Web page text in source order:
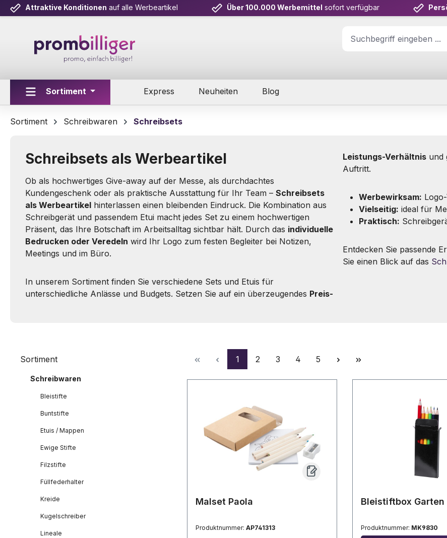
Hauptinhalt springen
Zur Suche springen
Zur Hauptnavigation springen
Attraktive Konditionen auf alle Werbeartikel Über 100.000 Werbemittel sofort verfügbar
Sortiment Express Neuheiten Blog
Sortiment Schreibwaren Schreibsets
Schreibsets als Werbeartikel
Ob als hochwertiges Give-away auf der Messe, als durchdachtes
Kundengeschenk oder als praktische Ausstattung für Ihr Team – Schreibsets
als Werbeartikel hinterlassen einen bleibenden Eindruck. Die Kombination aus
Schreibgerät und passendem Etui macht jedes Set zu einem hochwertigen
Präsent, das Ihre Botschaft im Arbeitsalltag sichtbar hält. Durch das individuelle
Bedrucken oder Veredeln wird Ihr Logo zum festen Begleiter bei Notizen,
Meetings und im Büro.
In unserem Sortiment finden Sie verschiedene Sets und Etuis für
unterschiedliche Anlässe und Budgets. Setzen Sie auf ein überzeugendes Preis-
Leistungs-Verhältnis und
Auftritt.
Werbewirksam:
Vielseitig: ideal für
Praktisch:
Entdecken Sie passende
Sie einen Blick auf das
Sortiment
Schreibwaren
Bleistifte
Buntstifte
Etuis / Mappen
Ewige Stifte
Filzstifte
Füllfederhalter
Kreide
Kugelschreiber
Lineale
Seite
1 Seite
2 Seite
3 Seite
4 Seite
5
Malset Paola
Produktnummer: AP741313
Bleistiftbox Garten
Produktnummer: MK9830